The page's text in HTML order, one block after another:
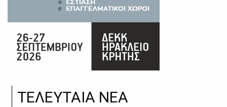
ΤΕΛΕΥΤΑΙΑ ΝΕΑ